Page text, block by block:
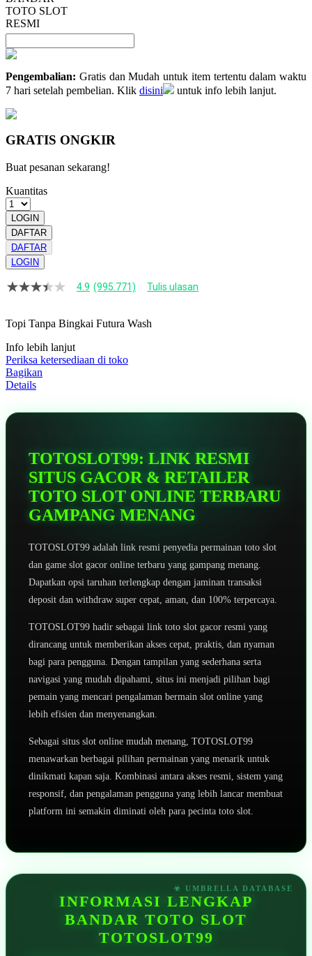
TOTO SLOT
RESMI
Pengembalian: Gratis dan Mudah untuk item tertentu dalam waktu
7 hari setelah pembelian. Klik disini untuk info lebih lanjut.
GRATIS ONGKIR
Buat pesanan sekarang!
Kuantitas
LOGIN
DAFTAR
DAFTAR
LOGIN
4.9
bintang,
rating
rata-
rata.
Read
13
Tautan
4.9 (995.771) Tulis ulasan
Topi Tanpa Bingkai Futura Wash
Info lebih lanjut
Periksa ketersediaan di toko
Bagikan
Details
TOTOSLOT99: LINK RESMI
SITUS GACOR & RETAILER
TOTO SLOT ONLINE TERBARU
GAMPANG MENANG
TOTOSLOT99 adalah link resmi penyedia permainan toto slot
dan game slot gacor online terbaru yang gampang menang.
Dapatkan opsi taruhan terlengkap dengan jaminan transaksi
deposit dan withdraw super cepat, aman, dan 100% terpercaya.
TOTOSLOT99 hadir sebagai link toto slot gacor resmi yang
dirancang untuk memberikan akses cepat, praktis, dan nyaman
bagi para pengguna. Dengan tampilan yang sederhana serta
navigasi yang mudah dipahami, situs ini menjadi pilihan bagi
pemain yang mencari pengalaman bermain slot online yang
lebih efisien dan menyenangkan.
Sebagai situs slot online mudah menang, TOTOSLOT99
menawarkan berbagai pilihan permainan yang menarik untuk
dinikmati kapan saja. Kombinasi antara akses resmi, sistem yang
responsif, dan pengalaman pengguna yang lebih lancar membuat
platform ini semakin diminati oleh para pecinta toto slot.
INFORMASI LENGKAP
BANDAR TOTO SLOT
TOTOSLOT99